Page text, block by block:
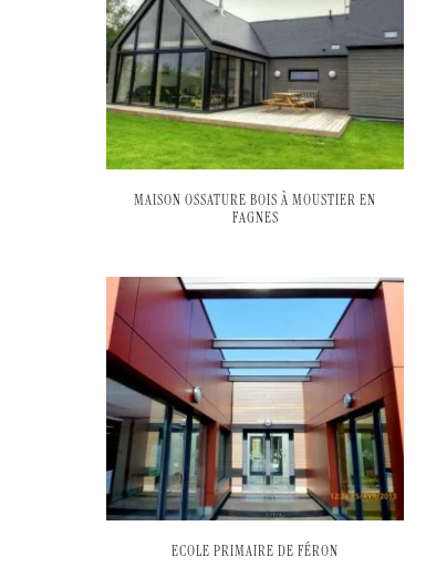
MAISON OSSATURE BOIS À MOUSTIER EN
FAGNES
ECOLE PRIMAIRE DE FÉRON